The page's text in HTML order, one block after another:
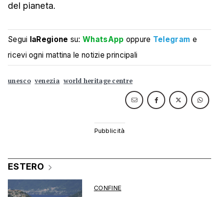
del pianeta.
Segui laRegione su:WhatsApp oppure Telegram e
ricevi ogni mattina le notizie principali
unesco venezia world heritage centre
ESTERO
CONFINE